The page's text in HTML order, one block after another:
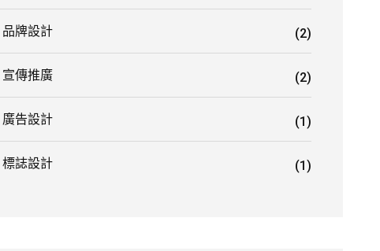
品牌設計 (2)
宣傳推廣 (2)
廣告設計 (1)
標誌設計 (1)